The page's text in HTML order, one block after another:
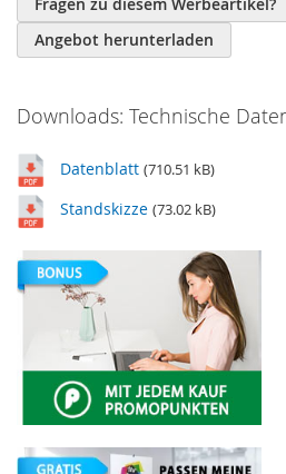
Angebot herunterladen
Downloads: Technische
Datenblatt (710.51 kB)
Standskizze (73.02 kB)